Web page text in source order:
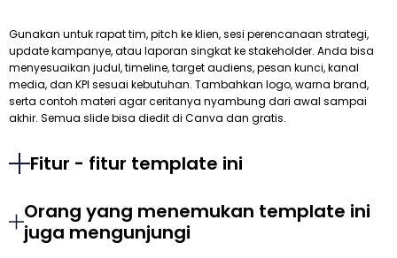
Gunakan untuk rapat tim, pitch ke klien, sesi perencanaan strategi,
update kampanye, atau laporan singkat ke stakeholder. Anda bisa
menyesuaikan judul, timeline, target audiens, pesan kunci, kanal
media, dan KPI sesuai kebutuhan. Tambahkan logo, warna brand,
serta contoh materi agar ceritanya nyambung dari awal sampai
akhir. Semua slide bisa diedit di Canva dan gratis.
Fitur - fitur template ini
Orang yang menemukan template ini
juga mengunjungi